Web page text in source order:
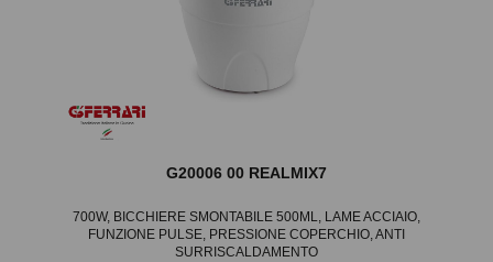
G20006 00 REALMIX7
700W, BICCHIERE SMONTABILE 500ML, LAME ACCIAIO,
FUNZIONE PULSE, PRESSIONE COPERCHIO, ANTI
SURRISCALDAMENTO